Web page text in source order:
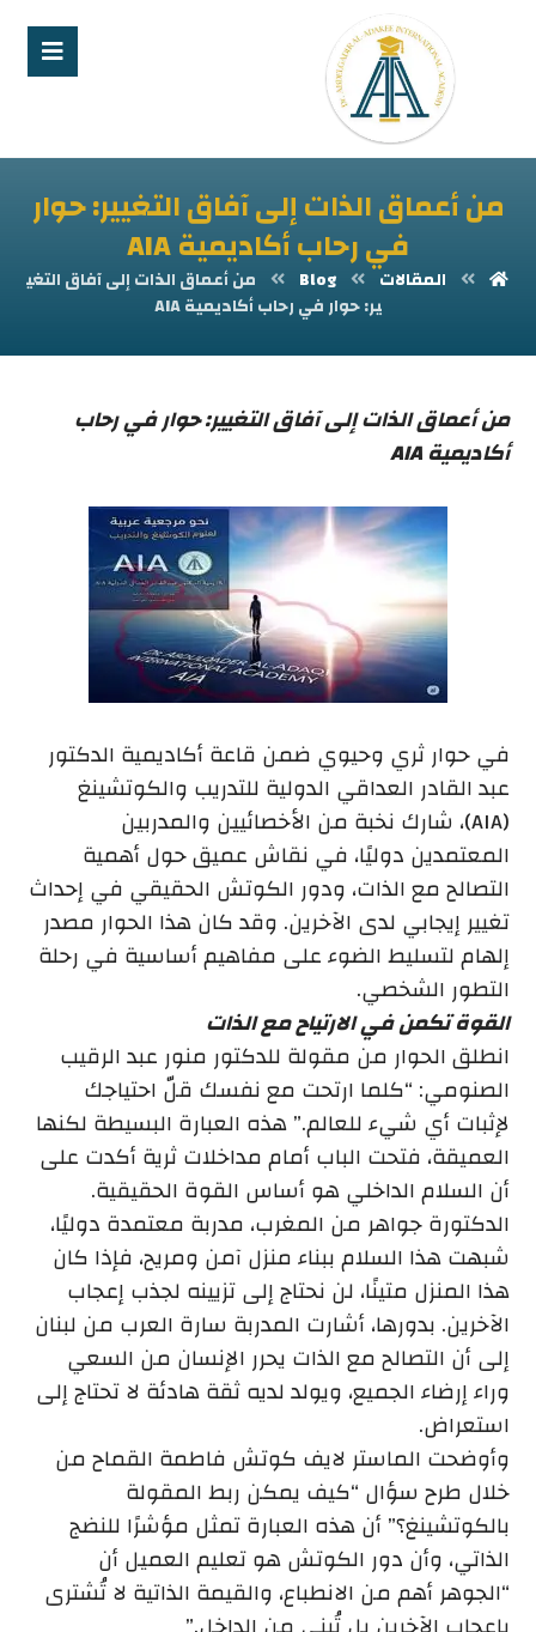
من أعماق الذات إلى آفاق التغيير: حوار
في رحاب أكاديمية AIA
المقالات Blog
من أعماق الذات إلى آفاق التغي
ير: حوار في رحاب أكاديمية AIA
من أعماق الذات إلى آفاق التغيير: حوار في رحاب
أكاديمية AIA
في حوار ثري وحيوي ضمن قاعة أكاديمية الدكتور
عبد القادر العداقي الدولية للتدريب والكوتشينغ
(AIA)، شارك نخبة من الأخصائيين والمدربين
المعتمدين دوليًا، في نقاش عميق حول أهمية
التصالح مع الذات، ودور الكوتش الحقيقي في إحداث
تغيير إيجابي لدى الآخرين. وقد كان هذا الحوار مصدر
إلهام لتسليط الضوء على مفاهيم أساسية في رحلة
التطور الشخصي.
القوة تكمن في الارتياح مع الذات
انطلق الحوار من مقولة للدكتور منور عبد الرقيب
الصنومي: “كلما ارتحت مع نفسك قلّ احتياجك
لإثبات أي شيء للعالم.” هذه العبارة البسيطة لكنها
العميقة، فتحت الباب أمام مداخلات ثرية أكدت على
أن السلام الداخلي هو أساس القوة الحقيقية.
الدكتورة جواهر من المغرب، مدربة معتمدة دوليًا،
شبهت هذا السلام ببناء منزل آمن ومريح، فإذا كان
هذا المنزل متينًا، لن نحتاج إلى تزيينه لجذب إعجاب
الآخرين. بدورها، أشارت المدربة سارة العرب من لبنان
إلى أن التصالح مع الذات يحرر الإنسان من السعي
وراء إرضاء الجميع، ويولد لديه ثقة هادئة لا تحتاج إلى
استعراض.
وأوضحت الماستر لايف كوتش فاطمة القماح من
خلال طرح سؤال “كيف يمكن ربط المقولة
بالكوتشينغ؟” أن هذه العبارة تمثل مؤشرًا للنضج
الذاتي، وأن دور الكوتش هو تعليم العميل أن
“الجوهر أهم من الانطباع، والقيمة الذاتية لا تُشترى